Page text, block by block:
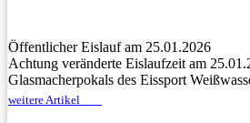
Öffentlicher Eislauf am 25.01.2026
Achtung veränderte Eislaufzeit am
Glasmacherpokals des Eissport
weitere Artikel